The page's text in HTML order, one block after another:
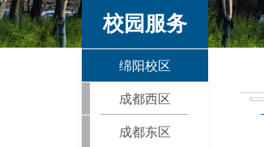
校园服务
绵阳校区
成都西区
成都东区